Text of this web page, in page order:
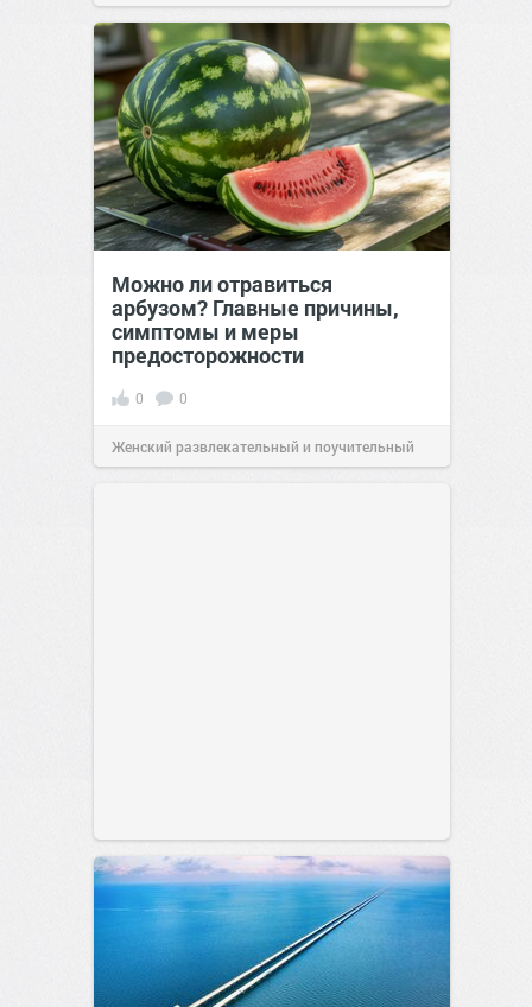
сайт.21:26Вчера
Можно ли отравиться
арбузом? Главные причины,
симптомы и меры
предосторожности
0 0
Женский развлекательный и поучительный